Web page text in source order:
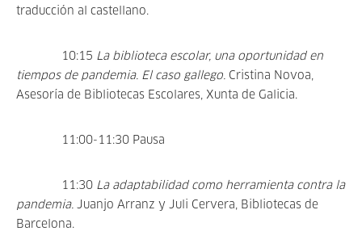
traducción al castellano.
10:15 La biblioteca escolar, una oportunidad en
tiempos de pandemia. El caso gallego. Cristina Novoa,
Asesoría de Bibliotecas Escolares, Xunta de Galicia.
11:00-11:30 Pausa
11:30 La adaptabilidad como herramienta contra la
pandemia. Juanjo Arranz y Juli Cervera, Bibliotecas de
Barcelona.